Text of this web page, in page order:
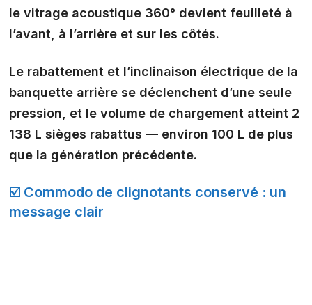
le vitrage acoustique 360° devient feuilleté à
l’avant, à l’arrière et sur les côtés.
Le rabattement et l’inclinaison électrique de la
banquette arrière se déclenchent d’une seule
pression , et le volume de chargement atteint 2
138 L sièges rabattus — environ 100 L de plus
que la génération précédente.
☑️ Commodo de clignotants conservé : un
message clair